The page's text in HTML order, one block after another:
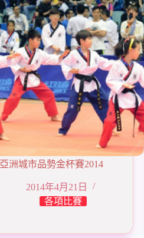
亞洲城市品勢金杯賽2014
2014年4月21日
各項比賽